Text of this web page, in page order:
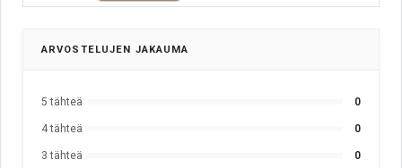
ARVOSTELUJEN JAKAUMA
5 tähteä 0
4 tähteä 0
3 tähteä 0